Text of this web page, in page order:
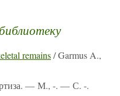
remains/ Garmus A.,
— М., -. — С. -.